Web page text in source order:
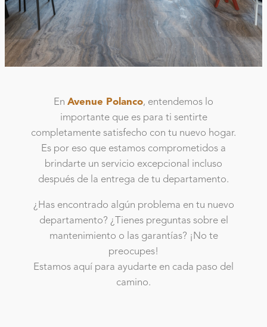
En Avenue Polanco, entendemos lo
importante que es para ti sentirte
completamente satisfecho con tu nuevo hogar.
Es por eso que estamos comprometidos a
brindarte un servicio excepcional incluso
después de la entrega de tu departamento.
¿Has encontrado algún problema en tu nuevo
departamento? ¿Tienes preguntas sobre el
mantenimiento o las garantías? ¡No te
preocupes!
Estamos aquí para ayudarte en cada paso del
camino.